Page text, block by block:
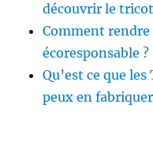
découvrir le
Comment rendre
écoresponsable ?
Qu’est ce que
peux en